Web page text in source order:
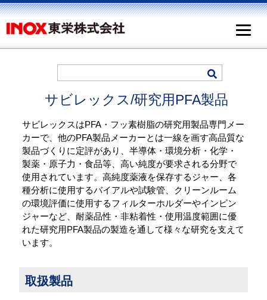
サビレックス/研究用PFA製品
サビレックスはPFA・フッ素樹脂の研究用製品専門メー
カーで、他のPFA製品メーカーとは一線を画す高品質な
製品づくりに定評があり、半導体・環境分析・化学・
製薬・原子力・食品等、高い純度が要求される分野で
使用されています。高純度薬液を保存するジャー、各
種分析に使用するバイアルや試験管、クリーンルーム
の環境評価に使用するフィルターホルダーやインピン
ジャーなど、耐薬品性・非粘着性・使用温度範囲に優
れた研究用PFA製品の製造を通して様々な研究を支えて
います。
取扱製品